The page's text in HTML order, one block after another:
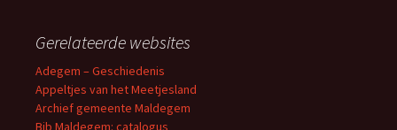
Gerelateerde websites
Adegem – Geschiedenis
Appeltjes van het Meetjesland
Archief gemeente Maldegem
Bib Maldegem: catalogus